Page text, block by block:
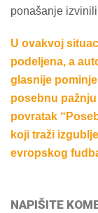
ponašanje
U ovakvoj
podeljena, a
glasnije
posebnu
povratak
koji traži
evropskog
NAPIŠITE